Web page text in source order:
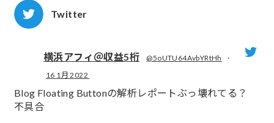
Twitter
横浜アフィ＠収益5桁 @5oUTU64AvbYRtHh
·
16 1月 2022
Blog Floating Buttonの解析レポートぶっ壊れてる？
不具合